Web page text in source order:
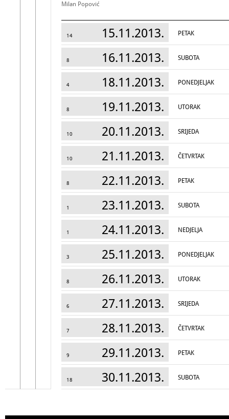
Milan Popović
14 15.11.2013. PETAK
8 16.11.2013. SUBOTA
4 18.11.2013. PONEDJELJAK
8 19.11.2013. UTORAK
10 20.11.2013. SRIJEDA
10 21.11.2013. ČETVRTAK
8 22.11.2013. PETAK
1 23.11.2013. SUBOTA
1 24.11.2013. NEDJELJA
3 25.11.2013. PONEDJELJAK
8 26.11.2013. UTORAK
6 27.11.2013. SRIJEDA
7 28.11.2013. ČETVRTAK
9 29.11.2013. PETAK
18 30.11.2013. SUBOTA